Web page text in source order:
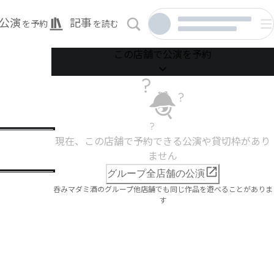
公演 を予約 記事 を読む
この店舗で公演を予約
現在、この店舗で予約できる公演や貸切枠があり
ません
グループ全店舗の公演
呑みマダミ酒のグループ他店舗でも同じ作品を遊べることがありま
す